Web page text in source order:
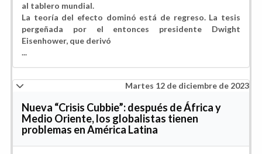
al tablero mundial.
La teoría del efecto dominó está de regreso. La tesis
pergeñada por el entonces presidente Dwight
Eisenhower, que derivó
...
Martes 12 de diciembre de 2023
Nueva “Crisis Cubbie”: después de África y
Medio Oriente, los globalistas tienen
problemas en América Latina